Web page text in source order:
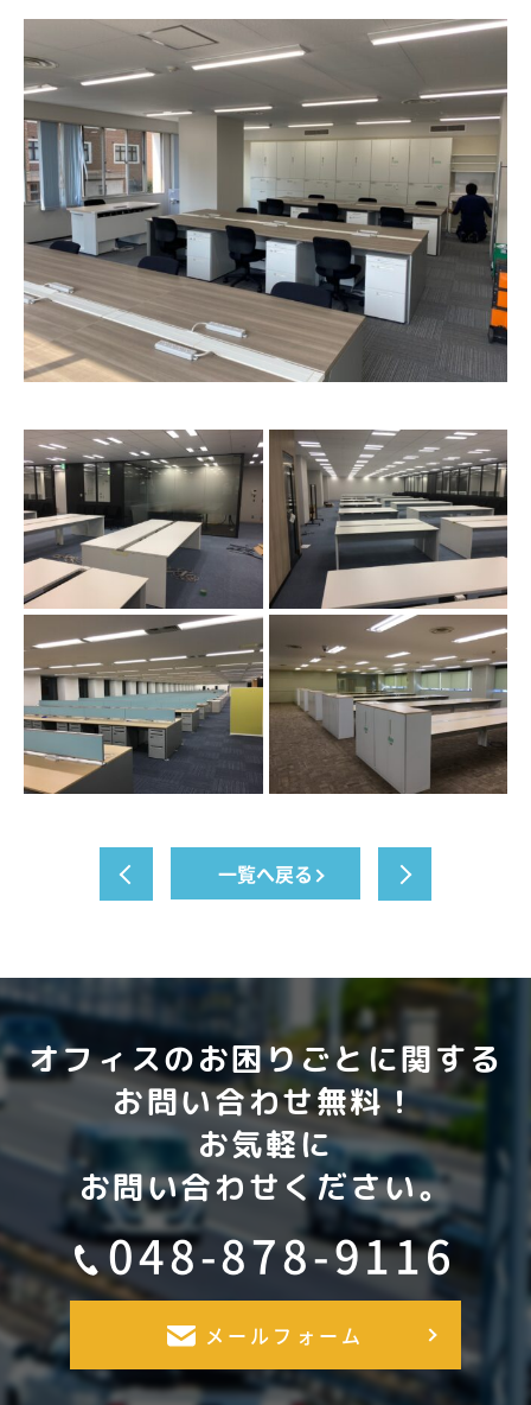
一覧へ戻る
オフィスのお困りごとに関する
お問い合わせ無料！
お気軽に
お問い合わせください。
048-878-9116
メールフォーム